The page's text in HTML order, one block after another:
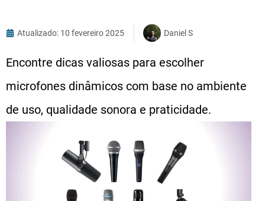
Atualizado: 10 fevereiro 2025 Daniel S
Encontre dicas valiosas para escolher
microfones dinâmicos com base no ambiente
de uso, qualidade sonora e praticidade.